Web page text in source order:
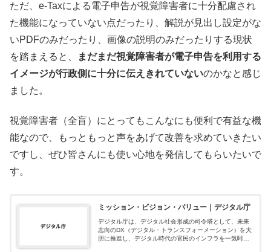
ただ、e-Taxによる電子申告が視覚障害者に十分配慮され
た機能になっていない点だったり、解説が見出し設定がな
いPDFのみだったり、画像の説明のみだったりする現状
を踏まえると、
まだまだ視覚障害者が電子申告を利用する
イメージが行政側に十分に伝えきれていないのかなと感じ
ました。
視覚障害者（全盲）にとってもこんなにも便利で有益な機
能なので、もっともっと声をあげて改善を求めていきたい
ですし、ぜひ皆さんにも使い心地を発信してもらいたいで
す。
ミッション・ビジョン・バリュー｜デジタル庁
デジタル庁は、デジタル社会形成の司令塔として、未来
志向のDX（デジタル・トランスフォーメーション）を大
胆に推進し、デジタル時代の官民のインフラを一気呵成